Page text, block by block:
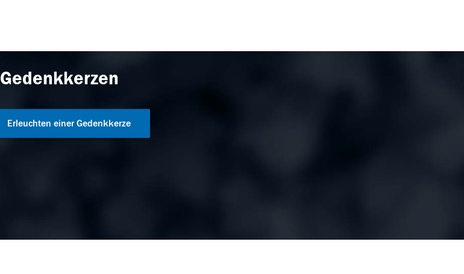
Gedenkkerzen
Erleuchten einer Gedenkkerze